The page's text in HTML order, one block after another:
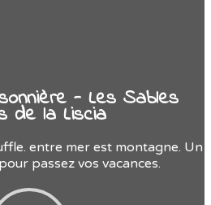
- Les Sables
de la Liscia
entre mer est montagne. Un
passez vos vacances.